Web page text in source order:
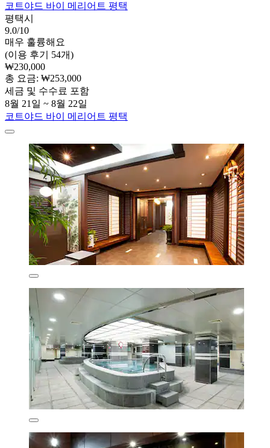
코트야드 바이 메리어트 평택
평택시
9.0/10
매우 훌륭해요
(이용 후기 54개)
₩230,000
총 요금: ₩253,000
세금 및 수수료 포함
8월 21일 ~ 8월 22일
코트야드 바이 메리어트 평택